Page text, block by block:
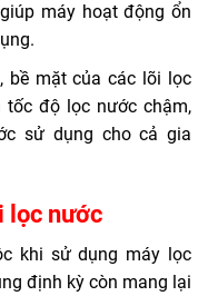
máy hoạt động ổn
bề mặt của các lõi lọc
tốc độ lọc nước chậm,
sử dụng cho cả gia
lọc nước
khi sử dụng máy lọc
định kỳ còn mang lại